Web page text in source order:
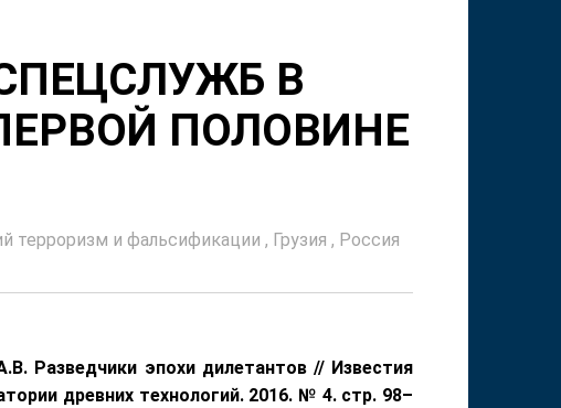
В
ПОЛОВИНЕ
терроризм и фальсификации , Грузия , Россия
Разведчики эпохи дилетантов // Известия
древних технологий. 2016. № 4. стр. 98–